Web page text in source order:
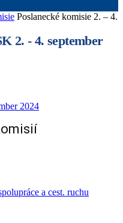
Poslanecké komisie 2. – 4.
2. - 4. september
2024
a cest. ruchu